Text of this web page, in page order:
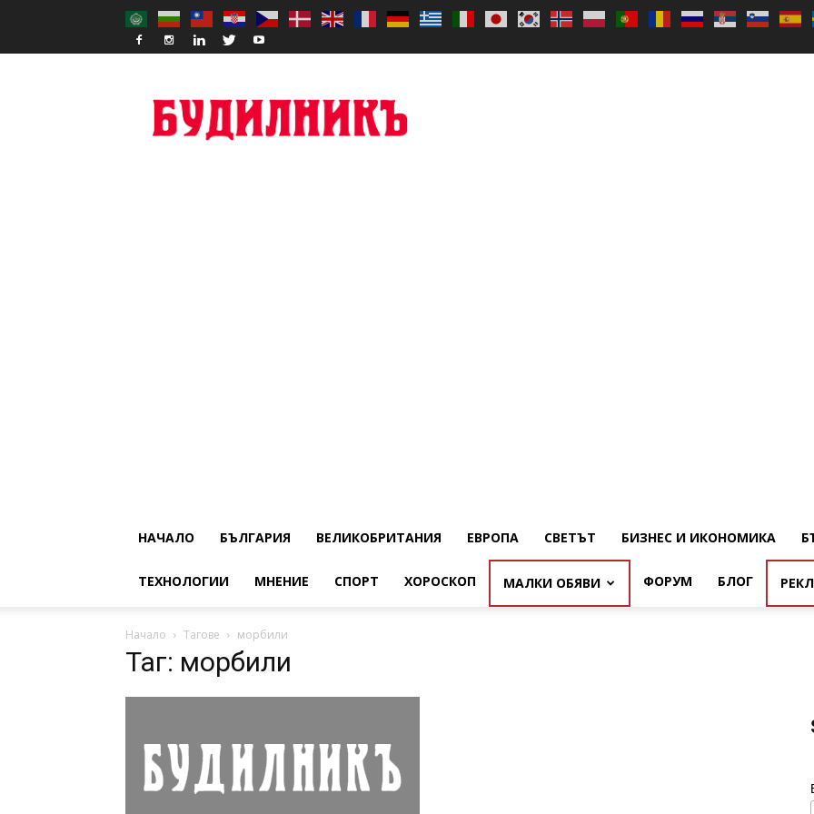
НАЧАЛО БЪЛГАРИЯ ВЕЛИКОБРИТАНИЯ ЕВРОПА СВЕТЪТ БИЗНЕС И ИКОНОМИКА
ТЕХНОЛОГИИ МНЕНИЕ СПОРТ ХОРОСКОП МАЛКИ ОБЯВИ ФОРУМ БЛОГ
Начало Тагове морбили
Таг: морбили